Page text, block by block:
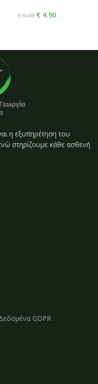
€6.08 € 4.90
η εξυπηρέτηση του
στηρίζουμε κάθε ασθενή
GDPR